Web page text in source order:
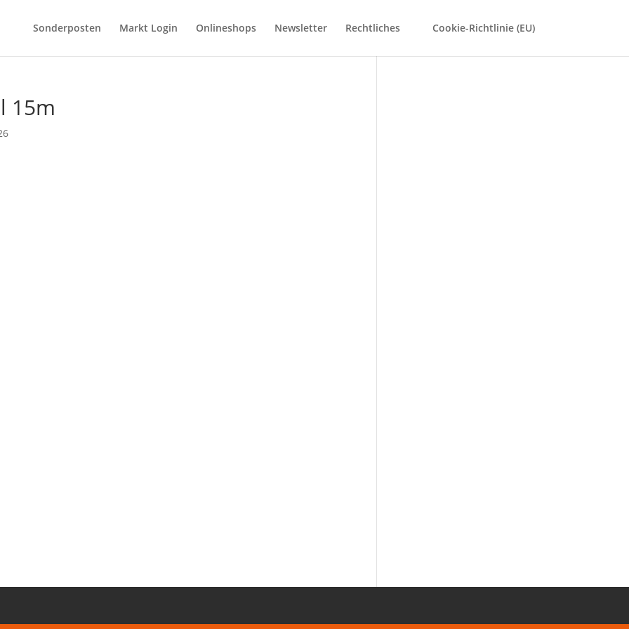
Sonderposten Markt Login Onlineshops Newsletter Rechtliches Cookie-Richtlinie (EU)
15m